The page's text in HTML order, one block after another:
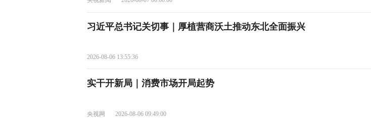
习近平总书记关切事｜厚植营商沃土推动东北全面振兴
2026-08-06 13:55:36
实干开新局｜消费市场开局起势
央视网 2026-08-06 09:49:00